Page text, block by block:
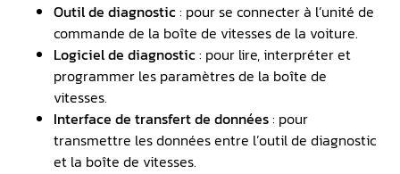
Outil de diagnostic: pour se connecter à l’unité de
commande de la boîte de vitesses de la voiture.
Logiciel de diagnostic: pour lire, interpréter et
programmer les paramètres de la boîte de
vitesses.
Interface de transfert de données: pour
transmettre les données entre l’outil de diagnostic
et la boîte de vitesses.